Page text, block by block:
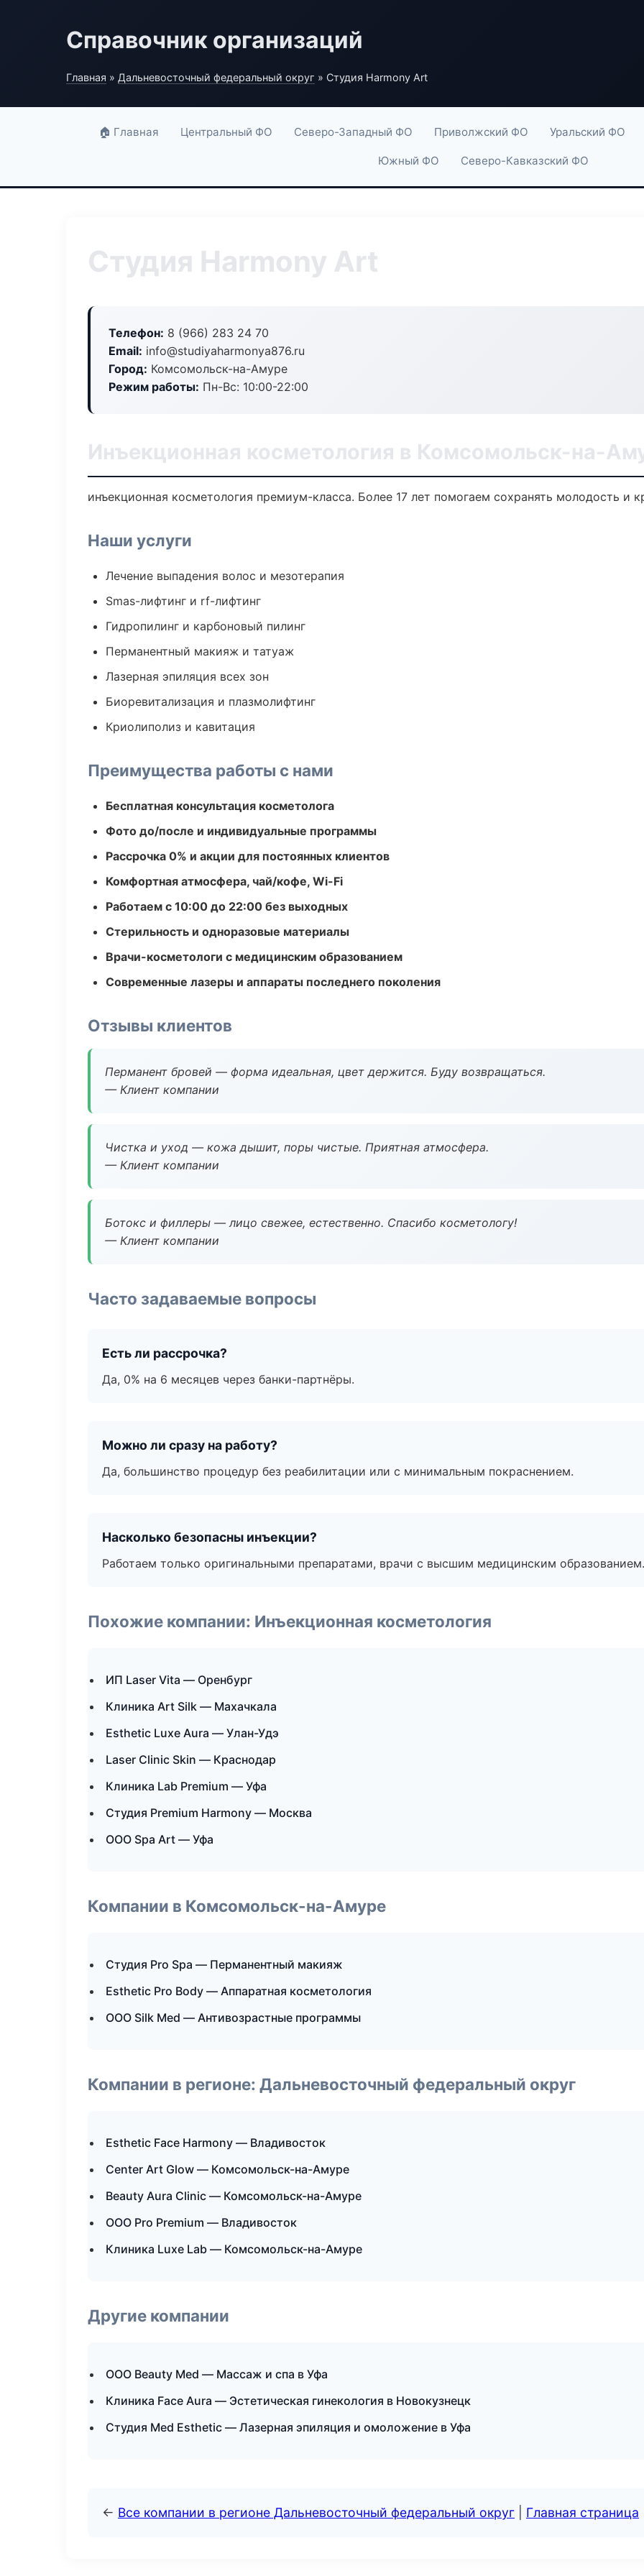
Справочник организаций
Главная » Дальневосточный федеральный округ » Студия Harmony Art
🏠 Главная Центральный ФО Северо-Западный ФО Приволжский ФО Уральский ФО
Южный ФО Северо-Кавказский ФО
Студия Harmony Art
Телефон: 8 (966) 283 24 70
Email: info@studiyaharmonya876.ru
Город: Комсомольск-на-Амуре
Режим работы: Пн-Вс: 10:00-22:00
Инъекционная косметология в Комсомольск-на-
инъекционная косметология премиум-класса. Более 17 лет помогаем сохранять молодость и
Наши услуги
Лечение выпадения волос и мезотерапия
Smas-лифтинг и rf-лифтинг
Гидропилинг и карбоновый пилинг
Перманентный макияж и татуаж
Лазерная эпиляция всех зон
Биоревитализация и плазмолифтинг
Криолиполиз и кавитация
Преимущества работы с нами
Бесплатная консультация косметолога
Фото до/после и индивидуальные программы
Рассрочка 0% и акции для постоянных клиентов
Комфортная атмосфера, чай/кофе, Wi-Fi
Работаем с 10:00 до 22:00 без выходных
Стерильность и одноразовые материалы
Врачи-косметологи с медицинским образованием
Современные лазеры и аппараты последнего поколения
Отзывы клиентов
Перманент бровей — форма идеальная, цвет держится. Буду возвращаться.
— Клиент компании
Чистка и уход — кожа дышит, поры чистые. Приятная атмосфера.
— Клиент компании
Ботокс и филлеры — лицо свежее, естественно. Спасибо косметологу!
— Клиент компании
Часто задаваемые вопросы
Есть ли рассрочка?
Да, 0% на 6 месяцев через банки-партнёры.
Можно ли сразу на работу?
Да, большинство процедур без реабилитации или с минимальным покраснением.
Насколько безопасны инъекции?
Работаем только оригинальными препаратами, врачи с высшим медицинским образованием.
Похожие компании: Инъекционная косметология
ИП Laser Vita — Оренбург
Клиника Art Silk — Махачкала
Esthetic Luxe Aura — Улан-Удэ
Laser Clinic Skin — Краснодар
Клиника Lab Premium — Уфа
Студия Premium Harmony — Москва
ООО Spa Art — Уфа
Компании в Комсомольск-на-Амуре
Студия Pro Spa — Перманентный макияж
Esthetic Pro Body — Аппаратная косметология
ООО Silk Med — Антивозрастные программы
Компании в регионе: Дальневосточный федеральный округ
Esthetic Face Harmony — Владивосток
Center Art Glow — Комсомольск-на-Амуре
Beauty Aura Clinic — Комсомольск-на-Амуре
ООО Pro Premium — Владивосток
Клиника Luxe Lab — Комсомольск-на-Амуре
Другие компании
ООО Beauty Med — Массаж и спа в Уфа
Клиника Face Aura — Эстетическая гинекология в Новокузнецк
Студия Med Esthetic — Лазерная эпиляция и омоложение в Уфа
← Все компании в регионе Дальневосточный федеральный округ Главная страница